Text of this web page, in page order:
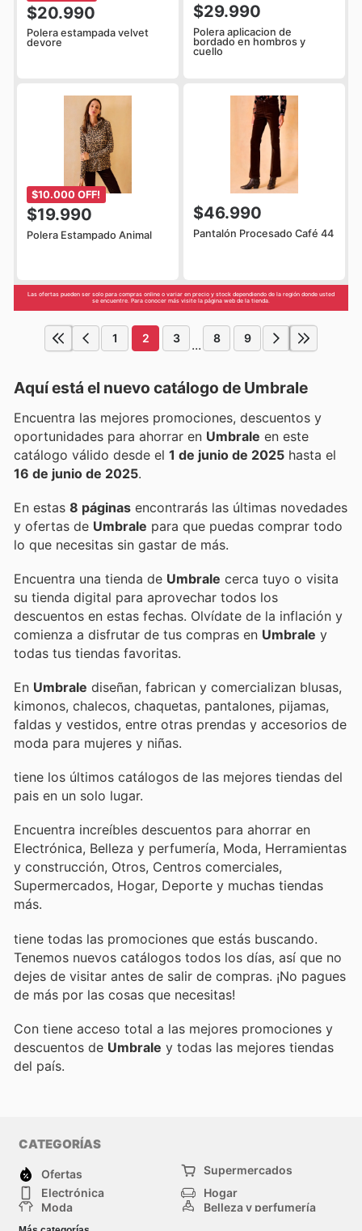
$20.990
Polera estampada velvet
devore
$29.990
Polera aplicacion de
bordado en hombros y
cuello
$10.000 OFF!
$19.990
Polera Estampado Animal
$46.990
Pantalón Procesado Café 44
Las ofertas pueden ser solo para compras online o variar en precio y stock dependiendo de la región donde usted
se encuentre. Para conocer más visite la página web de la tienda.
1 2 3 ... 8 9
Aquí está el nuevo catálogo de Umbrale
Encuentra las mejores promociones, descuentos y
oportunidades para ahorrar en Umbrale en este
catálogo válido desde el 1 de junio de 2025 hasta el
16 de junio de 2025.
En estas 8 páginas encontrarás las últimas novedades
y ofertas de Umbrale para que puedas comprar todo
lo que necesitas sin gastar de más.
Encuentra una tienda de Umbrale cerca tuyo o visita
su tienda digital para aprovechar todos los
descuentos en estas fechas. Olvídate de la inflación y
comienza a disfrutar de tus compras en Umbrale y
todas tus tiendas favoritas.
En Umbrale diseñan, fabrican y comercializan blusas,
kimonos, chalecos, chaquetas, pantalones, pijamas,
faldas y vestidos, entre otras prendas y accesorios de
moda para mujeres y niñas.
tiene los últimos catálogos de las mejores tiendas del
pais en un solo lugar.
Encuentra increíbles descuentos para ahorrar en
Electrónica, Belleza y perfumería, Moda, Herramientas
y construcción, Otros, Centros comerciales,
Supermercados, Hogar, Deporte y muchas tiendas
más.
tiene todas las promociones que estás buscando.
Tenemos nuevos catálogos todos los días, así que no
dejes de visitar antes de salir de compras. ¡No pagues
de más por las cosas que necesitas!
Con tiene acceso total a las mejores promociones y
descuentos de Umbrale y todas las mejores tiendas
del país.
CATEGORÍAS
Ofertas
Supermercados
Electrónica
Hogar
Moda
Belleza y perfumería
Deporte